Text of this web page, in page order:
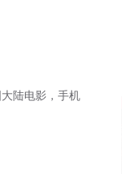
陆电影，手机